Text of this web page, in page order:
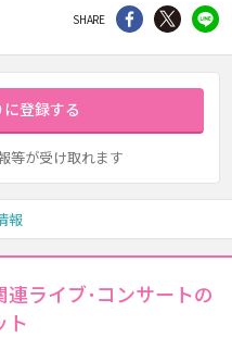
SHARE シェア Twitter
登録する
等が受け取れます
報
ライブ･コンサートの
ト